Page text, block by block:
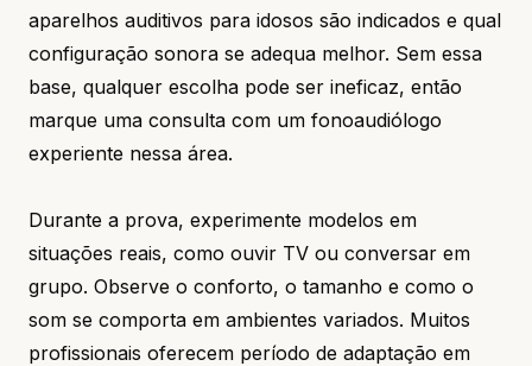
aparelhos auditivos para idosos são indicados e qual
configuração sonora se adequa melhor. Sem essa
base, qualquer escolha pode ser ineficaz, então
marque uma consulta com um fonoaudiólogo
experiente nessa área.
Durante a prova, experimente modelos em
situações reais, como ouvir TV ou conversar em
grupo. Observe o conforto, o tamanho e como o
som se comporta em ambientes variados. Muitos
profissionais oferecem período de adaptação em